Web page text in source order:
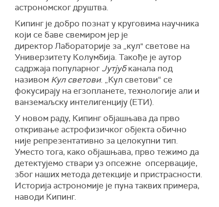
астрономског друштва.
Кипинг је добро познат у круговима научника
који се баве свемиром јер је
директор Лабораторије за „кул" светове на
Универзитету Колумбија. Такође је аутор
садржаја популарног Јутјубканала под
називом Кул светови. „Кул светови“ се
фокусирају на егзопланете, технологије али и
ванземаљску интелигенцију (ЕТИ).
У новом раду, Кипинг објашњава да прво
откривање астрофизичког објекта обично
није репрезентативно за целокупни тип.
Уместо тога, како објашњава, прво тежимо да
детектујемо ствари уз опсежне опсервације,
због наших метода детекције и пристрасности.
Историја астрономије је пуна таквих примера,
наводи Кипинг.